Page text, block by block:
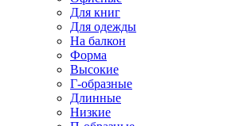
Для книг
Для одежды
На балкон
Форма
Высокие
Г-образные
Длинные
Низкие